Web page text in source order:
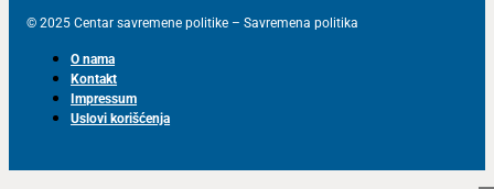
© 2025 Centar savremene politike – Savremena politika
O nama
Kontakt
Impressum
Uslovi korišćenja